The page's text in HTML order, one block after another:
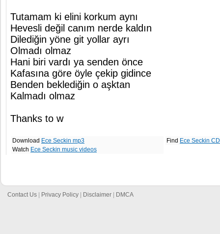
Tutamam ki elini korkum aynı
Hevesli değil canım nerde kaldın
Dilediğin yöne git yollar ayrı
Olmadı olmaz
Hani biri vardı ya senden önce
Kafasına göre öyle çekip gidince
Benden beklediğin o aşktan
Kalmadı olmaz
Thanks to w
Download Ece Seckin mp3
Watch Ece Seckin music videos
Find Ece Seckin
Contact Us Privacy Policy Disclaimer DMCA